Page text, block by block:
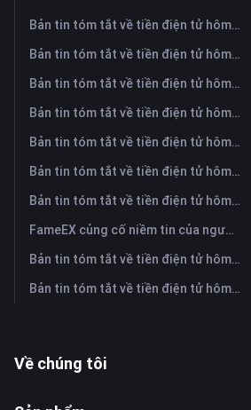
Bản tin tóm tắt về tiền điện tử hôm nay trên FameEX | Ngày 6 tháng 8 năm 2026
Bản tin tóm tắt về tiền điện tử hôm nay trên FameEX | Ngày 5 tháng 8 năm 2026
Bản tin tóm tắt về tiền điện tử hôm nay trên FameEX | Ngày 4 tháng 8 năm 2026
Bản tin tóm tắt về tiền điện tử hôm nay trên FameEX | Ngày 3 tháng 8 năm 2026
Bản tin tóm tắt về tiền điện tử hôm nay trên FameEX | Ngày 31 tháng 7 năm 2026
Bản tin tóm tắt về tiền điện tử hôm nay trên FameEX | Ngày 30 tháng 7 năm 2026
Bản tin tóm tắt về tiền điện tử hôm nay trên FameEX | Ngày 29 tháng 7 năm 2026
FameEX củng cố niềm tin của người dùng thông qua tám năm hoạt động ổn định và tăng trưởng toàn cầu
Bản tin tóm tắt về tiền điện tử hôm nay trên FameEX | Ngày 28 tháng 7 năm 2026
Bản tin tóm tắt về tiền điện tử hôm nay trên FameEX | Ngày 27 tháng 7 năm 2026
Về chúng tôi